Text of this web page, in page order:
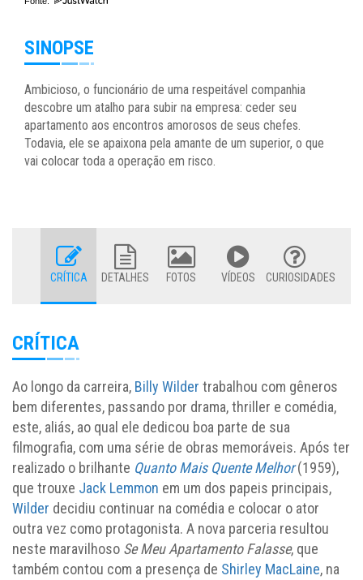
SINOPSE
Ambicioso, o funcionário de uma respeitável companhia
descobre um atalho para subir na empresa: ceder seu
apartamento aos encontros amorosos de seus chefes.
Todavia, ele se apaixona pela amante de um superior, o que
vai colocar toda a operação em risco.
CRÍTICA DETALHES FOTOS VÍDEOS CURIOSIDADES
CRÍTICA
Ao longo da carreira, Billy Wilder trabalhou com gêneros
bem diferentes, passando por drama, thriller e comédia,
este, aliás, ao qual ele dedicou boa parte de sua
filmografia, com uma série de obras memoráveis. Após ter
realizado o brilhante Quanto Mais Quente Melhor(1959),
que trouxe Jack Lemmon em um dos papeis principais,
Wilder decidiu continuar na comédia e colocar o ator
outra vez como protagonista. A nova parceria resultou
neste maravilhoso Se Meu Apartamento Falasse, que
também contou com a presença de Shirley MacLaine, na